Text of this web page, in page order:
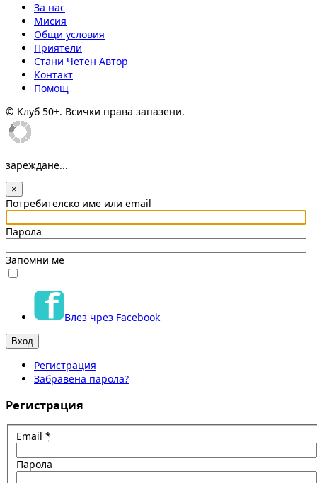
За нас
Мисия
Общи условия
Приятели
Стани Четен Автор
Контакт
Помощ
© Клуб 50+. Всички права запазени.
зареждане...
×
Потребителско име или email
Парола
Запомни ме
Влез чрез Facebook
Регистрация
Забравена парола?
Регистрация
Email *
Парола